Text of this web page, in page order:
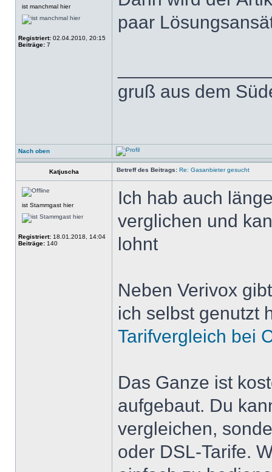
ist manchmal hier
Registriert: 02.04.2010, 20:15
Beiträge: 7
paar
gruß aus dem
Nach oben
Katjuscha Betreff des Beitrags: Re: Gasanbieter gesucht
ist Stammgast hier
Registriert: 18.01.2018, 14:04
Beiträge: 140
Ich hab auch
verglichen und
lohnt
Neben Verivox
ich selbst genutzt
Tarifvergleich bei
Das Ganze ist
aufgebaut. Du
vergleichen,
oder DSL-Tarife.